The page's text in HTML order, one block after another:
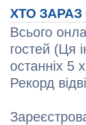
ХТО
Всього
гостей (Ця
останніх 5
Рекорд